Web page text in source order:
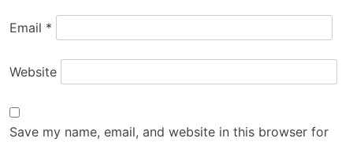
Email *
Website
Save my name, email, and website in this browser for